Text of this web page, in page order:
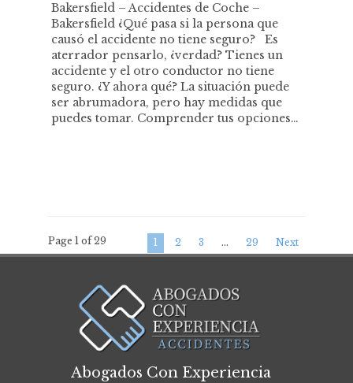
Bakersfield – Accidentes de Coche –
Bakersfield ¿Qué pasa si la persona que
causó el accidente no tiene seguro? Es
aterrador pensarlo, ¿verdad? Tienes un
accidente y el otro conductor no tiene
seguro. ¿Y ahora qué? La situación puede
ser abrumadora, pero hay medidas que
puedes tomar. Comprender tus opciones…
Page 1 of 29 1 2 3 … 29 Next
Abogados Con Experiencia